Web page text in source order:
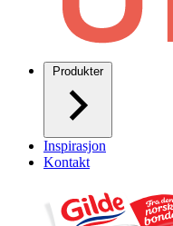
Produkter
Inspirasjon
Kontakt